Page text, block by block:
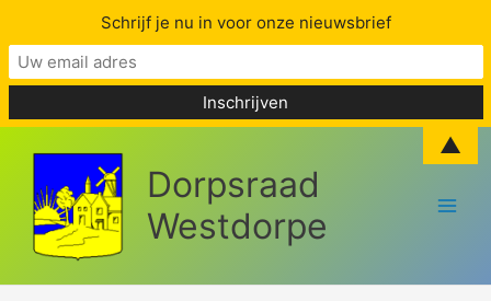
content
Dorpsraad
Westdorpe
Schrijf je nu in voor onze nieuwsbrief
▲